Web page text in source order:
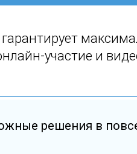
участие и
решения в